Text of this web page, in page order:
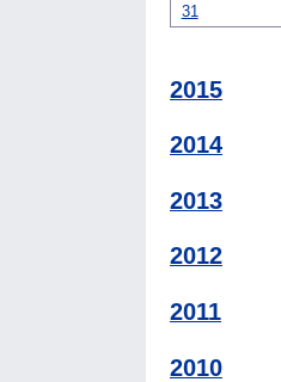
31
2015
2014
2013
2012
2011
2010